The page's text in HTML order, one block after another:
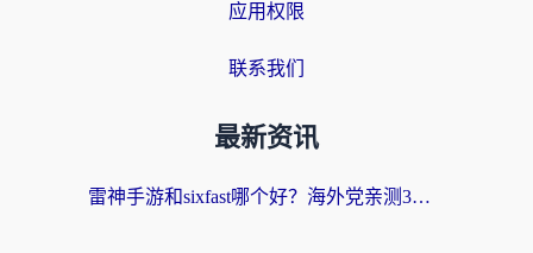
应用权限
联系我们
最新资讯
雷神手游和sixfast哪个好？海外党亲测3款回国加速器，教你选对不踩坑